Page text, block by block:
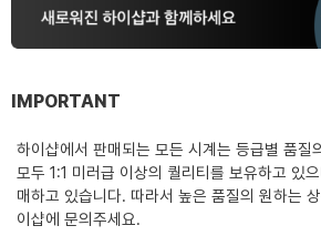
IMPORTANT
하이샵에서 판매되는 모든 시계는 등급별 품질
모두 1:1 미러급 이상의 퀄리티를 보유하고 있
매하고 있습니다. 따라서 높은 품질의 원하는
이샵에 문의주세요.